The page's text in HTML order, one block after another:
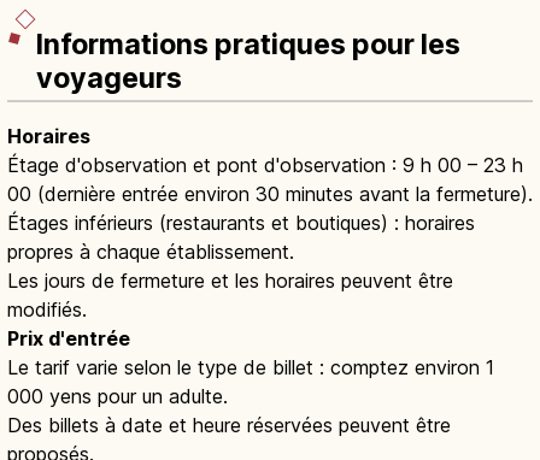
Informations pratiques pour les
voyageurs
Horaires
Étage d'observation et pont d'observation : 9 h 00 – 23 h
00 (dernière entrée environ 30 minutes avant la fermeture).
Étages inférieurs (restaurants et boutiques) : horaires
propres à chaque établissement.
Les jours de fermeture et les horaires peuvent être
modifiés.
Prix d'entrée
Le tarif varie selon le type de billet : comptez environ 1
000 yens pour un adulte.
Des billets à date et heure réservées peuvent être
proposés.